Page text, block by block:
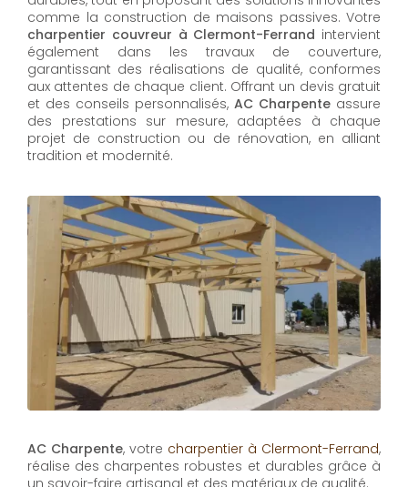
comme la construction de maisons passives. Votre
charpentier couvreur à Clermont-Ferrand intervient
également dans les travaux de couverture,
garantissant des réalisations de qualité, conformes
aux attentes de chaque client. Offrant un devis gratuit
et des conseils personnalisés, AC Charpente assure
des prestations sur mesure, adaptées à chaque
projet de construction ou de rénovation, en alliant
tradition et modernité.
AC Charpente, votre charpentier à Clermont-Ferrand,
réalise des charpentes robustes et durables grâce à